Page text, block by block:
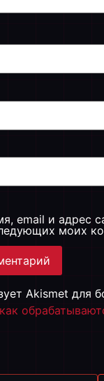
email и адрес
моих
Akismet для